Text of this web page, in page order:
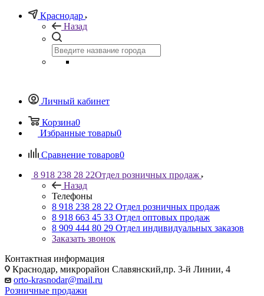
Краснодар
Назад
Личный кабинет
Корзина0
Избранные товары0
Сравнение товаров0
8 918 238 28 22Отдел розничных продаж
Назад
Телефоны
8 918 238 28 22 Отдел розничных продаж
8 918 663 45 33 Отдел оптовых продаж
8 909 444 80 29 Отдел индивидуальных заказов
Заказать звонок
Контактная информация
Краснодар, микрорайон Славянский,пр. 3-й Линии, 4
orto-krasnodar@mail.ru
Розничные продажи